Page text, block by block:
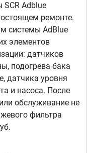
Adblue
ремонте.
системы AdBlue
элементов
датчиков
подогрева бака
датчика уровня
и насоса. После
обслуживание не
фильтра